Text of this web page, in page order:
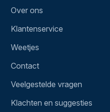
Over ons
Klantenservice
Weetjes
Contact
Veelgestelde vragen
Klachten en suggesties